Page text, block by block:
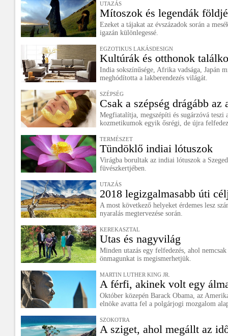
UTAZÁS
Mítoszok és legendák
Ezeket a tájakat az évszázadok során a
igazán különlegessé.
EGZOTIKUS LAKÁSDESIGN
Kultúrák és otthonok
India sokszínűsége, Afrika vadsága, Japán
meghódította a lakberendezés világát.
SZÉPSÉG
Csak a szépség drágább az
Megfiatalítja, megszépíti és sugárzóvá teszi
kozmetikumok egyik ősrégi, de újra
TERMÉSZET
Tündöklő indiai lótuszok
Virágba borultak az indiai lótuszok a
füvészkertjében.
UTAZÁS
2018 legizgalmasabb úti
A most következő helyeket érdemes lesz
nyaralás megtervezése során.
KEREKASZTAL
Utas és nagyvilág
Minden utazás egy felfedezés, ahol
önmagunkat is megismerhetjük.
MARTIN LUTHER KING JR.
A férfi, akinek volt egy
Október közepén Barack Obama, az
elnöke avatta fel a polgárjogi mozgalom
SZOKOTRA
A sziget, ahol megállt az